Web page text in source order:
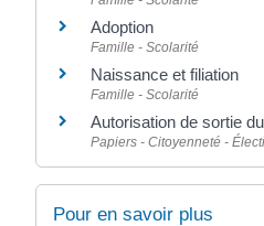
Adoption
Famille - Scolarité
Naissance et filiation
Famille - Scolarité
Autorisation de sortie
Papiers - Citoyenneté -
Pour en savoir plus